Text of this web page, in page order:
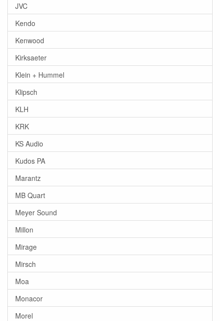
JVC
Kendo
Kenwood
Kirksaeter
Klein + Hummel
Klipsch
KLH
KRK
KS Audio
Kudos PA
Marantz
MB Quart
Meyer Sound
Millon
Mirage
Mirsch
Moa
Monacor
Morel